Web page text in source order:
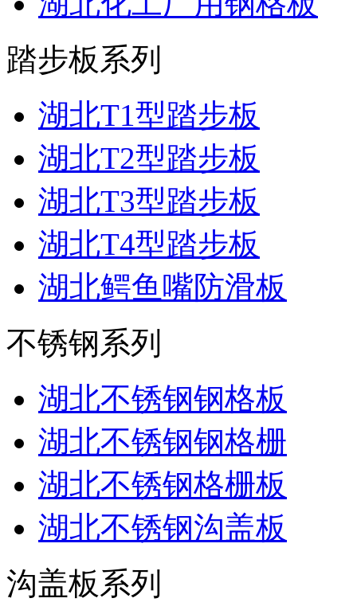
踏步板系列
湖北T1型踏步板
湖北T2型踏步板
湖北T3型踏步板
湖北T4型踏步板
湖北鳄鱼嘴防滑板
不锈钢系列
湖北不锈钢钢格板
湖北不锈钢钢格栅
湖北不锈钢格栅板
湖北不锈钢沟盖板
沟盖板系列